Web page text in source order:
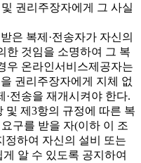
권리주장자에게 그 사실
은 복제·전송자가 자신의
한 것임을 소명하여 그 복
우 온라인서비스제공자는
권리주장자에게 지체 없
·전송을 재개시켜야 한다.
및 제3항의 규정에 따른 복
구를 받을 자(이하 이 조
정하여 자신의 설비 또는
알 수 있도록 공지하여